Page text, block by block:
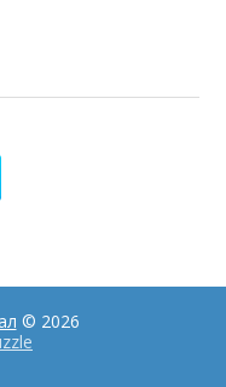
© 2026